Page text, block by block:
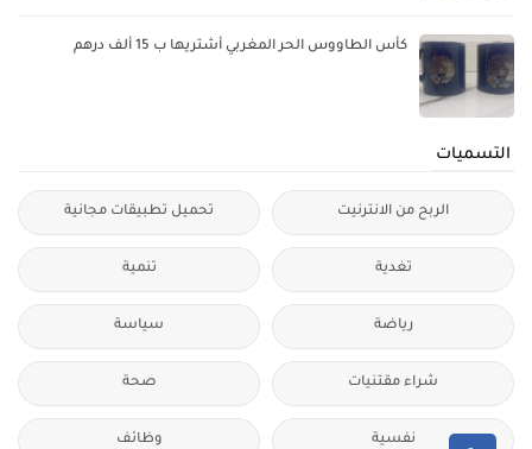
كأس الطاووس الحر المغربي أشتريها ب 15 ألف درهم
التسميات
الربح من الانترنيت تحميل تطبيقات مجانية
تغدية تنمية
رياضة سياسة
شراء مقتنيات صحة
نفسية وظائف